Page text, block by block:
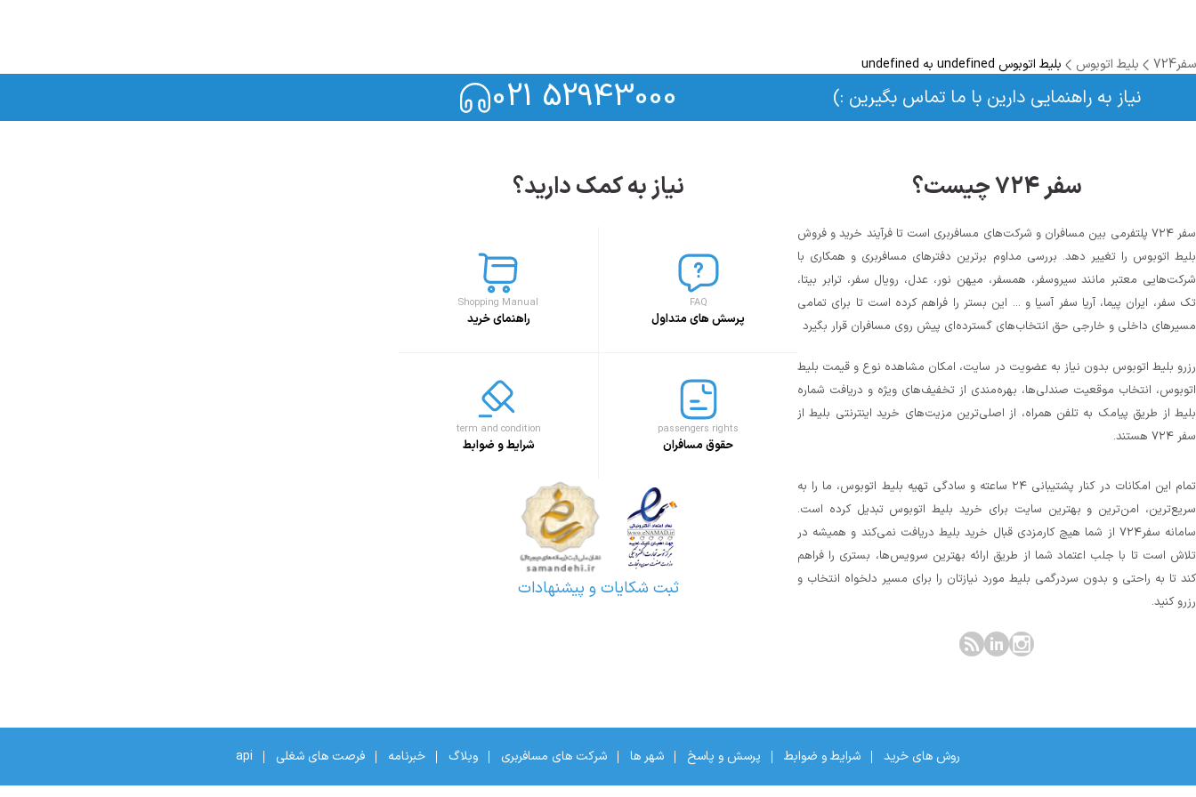
سفر724 بلیط اتوبوس بلیط اتوبوس undefined به undefined
نیاز به راهنمایی دارین با ما تماس بگیرین :) 021 52943000
سفر ۷۲۴ چیست؟
سفر ۷۲۴ پلتفرمی بین مسافران و شرکت‌های مسافربری است تا فرآیند خرید و فروش
بلیط اتوبوس را تغییر دهد. بررسی مداوم برترین دفترهای مسافربری و همکاری با
شرکت‌هایی معتبر مانند سیروسفر، همسفر، میهن‌ نور، عدل، رویال سفر، ترابر بیتا،
تک سفر، ایران پیما، آریا سفر آسیا و ... این بستر را فراهم کرده است تا برای تمامی
مسیرهای داخلی و خارجی حق انتخاب‌های گسترده‌ای پیش روی مسافران قرار بگیرد
رزرو بلیط اتوبوس بدون نیاز به عضویت در سایت، امکان مشاهده نوع و قیمت بلیط
اتوبوس، انتخاب موقعیت صندلی‌ها، بهره‌مندی از تخفیف‌های ویژه و دریافت شماره‌
بلیط از طریق پیامک به تلفن همراه، از اصلی‌ترین مزیت‌های خرید اینترنتی بلیط از
سفر ۷۲۴ هستند.
تمام این امکانات در کنار پشتیبانی‌ ۲۴ ساعته و سادگی تهیه بلیط اتوبوس، ما را به
سریع‌ترین، امن‌ترین و بهترین سایت برای خرید بلیط اتوبوس تبدیل کرده است.
سامانه سفر۷۲۴ از شما هیچ کارمزدی قبال خرید بلیط دریافت نمی‌کند و همیشه در
تلاش است تا با جلب اعتماد شما از طریق ارائه بهترین سرویس‌ها، بستری را فراهم
کند تا به راحتی و بدون سردرگمی بلیط مورد نیازتان را برای مسیر دلخواه انتخاب و
رزرو کنید.
نیاز به کمک دارید؟
FAQ
پرسش های متداول
Shopping Manual
راهنمای خرید
passengers rights
حقوق مسافران
term and condition
شرایط و ضوابط
ثبت شکایات و پیشنهادات
روش های خرید شرایط و ضوابط پرسش و پاسخ شهر ها شرکت های مسافربری وبلاگ خبرنامه فرصت های شغلی api